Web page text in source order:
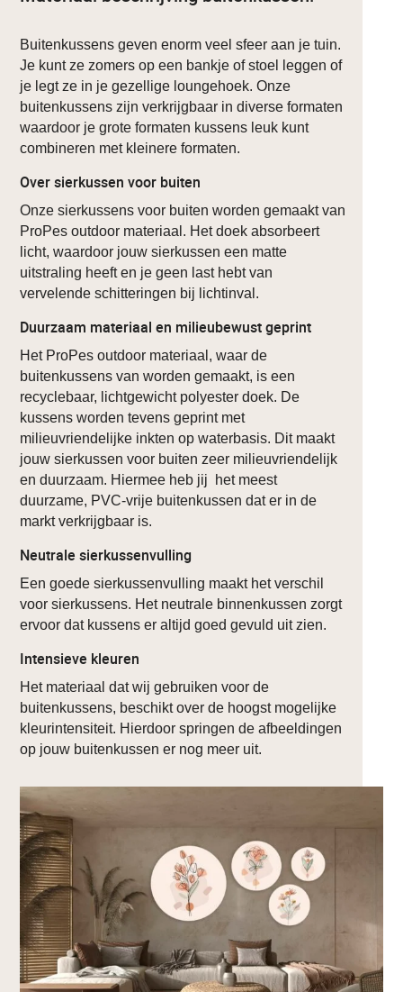
Buitenkussens geven enorm veel sfeer aan je tuin.
Je kunt ze zomers op een bankje of stoel leggen of
je legt ze in je gezellige loungehoek. Onze
buitenkussens zijn verkrijgbaar in diverse formaten
waardoor je grote formaten kussens leuk kunt
combineren met kleinere formaten.
Over sierkussen voor buiten
Onze sierkussens voor buiten worden gemaakt van
ProPes outdoor materiaal. Het doek absorbeert
licht, waardoor jouw sierkussen een matte
uitstraling heeft en je geen last hebt van
vervelende schitteringen bij lichtinval.
Duurzaam materiaal en milieubewust geprint
Het ProPes outdoor materiaal, waar de
buitenkussens van worden gemaakt, is een
recyclebaar, lichtgewicht polyester doek. De
kussens worden tevens geprint met
milieuvriendelijke inkten op waterbasis. Dit maakt
jouw sierkussen voor buiten zeer milieuvriendelijk
en duurzaam. Hiermee heb jij het meest
duurzame, PVC-vrije buitenkussen dat er in de
markt verkrijgbaar is.
Neutrale sierkussenvulling
Een goede sierkussenvulling maakt het verschil
voor sierkussens. Het neutrale binnenkussen zorgt
ervoor dat kussens er altijd goed gevuld uit zien.
Intensieve kleuren
Het materiaal dat wij gebruiken voor de
buitenkussens, beschikt over de hoogst mogelijke
kleurintensiteit. Hierdoor springen de afbeeldingen
op jouw buitenkussen er nog meer uit.